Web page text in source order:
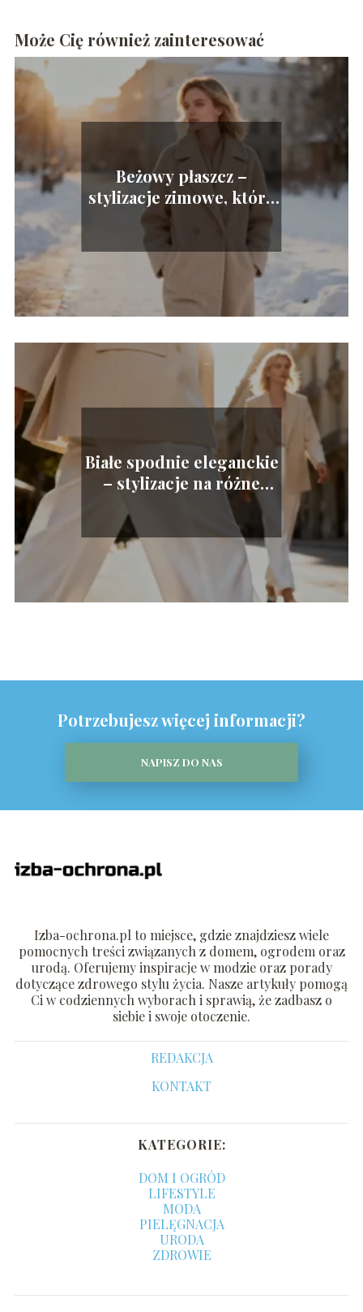
Może Cię również zainteresować
Beżowy płaszcz –
stylizacje zimowe, które
warto znać
Białe spodnie eleganckie
– stylizacje na różne
Potrzebujesz więcej informacji?
NAPISZ DO NAS
Izba-ochrona.pl to miejsce, gdzie znajdziesz wiele
pomocnych treści związanych z domem, ogrodem oraz
urodą. Oferujemy inspiracje w modzie oraz porady
dotyczące zdrowego stylu życia. Nasze artykuły pomogą
Ci w codziennych wyborach i sprawią, że zadbasz o
siebie i swoje otoczenie.
REDAKCJA
KONTAKT
KATEGORIE:
DOM I OGRÓD
LIFESTYLE
MODA
PIELĘGNACJA
URODA
ZDROWIE